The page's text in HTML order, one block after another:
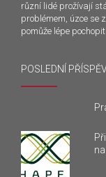
různí lidé prožívají
problémem, úzce se
pomůže lépe
POSLEDNÍ